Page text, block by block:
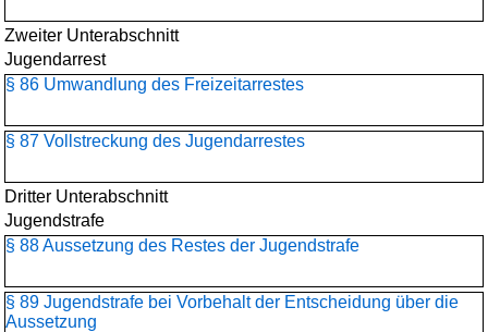
Zweiter Unterabschnitt
Jugendarrest
§ 86 Umwandlung des Freizeitarrestes
§ 87 Vollstreckung des Jugendarrestes
Dritter Unterabschnitt
Jugendstrafe
§ 88 Aussetzung des Restes der Jugendstrafe
§ 89 Jugendstrafe bei Vorbehalt der Entscheidung über die
Aussetzung